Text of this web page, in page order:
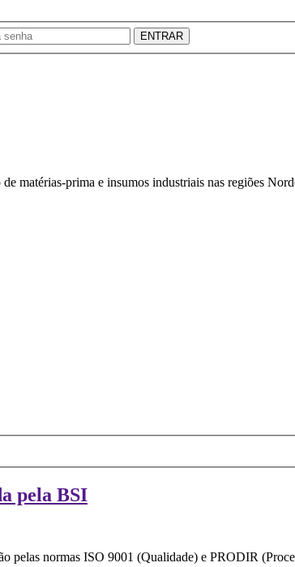
ENTRAR
matérias-prima e insumos industriais nas regiões
pela BSI
pelas normas ISO 9001 (Qualidade) e PRODIR